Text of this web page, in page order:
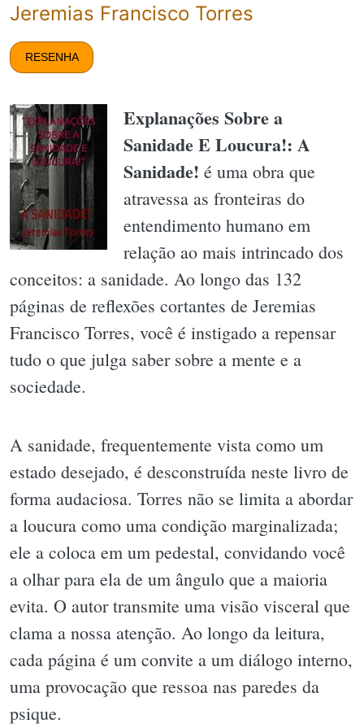
Jeremias Francisco Torres
RESENHA
Explanações Sobre a
Sanidade E Loucura!: A
Sanidade! é uma obra que
atravessa as fronteiras do
entendimento humano em
relação ao mais intrincado dos
conceitos: a sanidade. Ao longo das 132
páginas de reflexões cortantes de Jeremias
Francisco Torres, você é instigado a repensar
tudo o que julga saber sobre a mente e a
sociedade.
A sanidade, frequentemente vista como um
estado desejado, é desconstruída neste livro de
forma audaciosa. Torres não se limita a abordar
a loucura como uma condição marginalizada;
ele a coloca em um pedestal, convidando você
a olhar para ela de um ângulo que a maioria
evita. O autor transmite uma visão visceral que
clama a nossa atenção. Ao longo da leitura,
cada página é um convite a um diálogo interno,
uma provocação que ressoa nas paredes da
psique.